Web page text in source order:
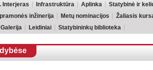
Interjeras
Infrastruktūra Aplinka Statybinė ir
inžinerija
Metų nominacijos Žaliasis
Galerija Leidiniai Statybininkų biblioteka